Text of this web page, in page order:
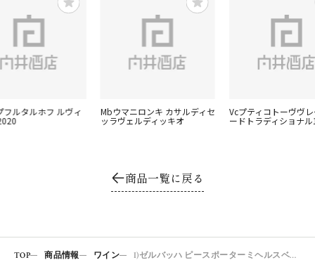
フルタルホフ ルヴィ Mbウマニロンキ カサルディセ
ッラヴェルディッキオ
Vcプティコトーヴヴ
ードトラディショナ
商品一覧に戻る
TOP 商品情報 ワイン I)ゼルバッハ ピースポーターミヘルスベルク750 V307